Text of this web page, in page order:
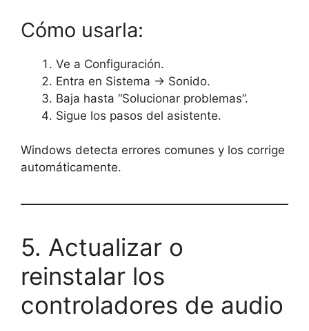
Cómo usarla:
Ve a Configuración.
Entra en Sistema → Sonido.
Baja hasta “Solucionar problemas”.
Sigue los pasos del asistente.
Windows detecta errores comunes y los corrige
automáticamente.
5. Actualizar o
reinstalar los
controladores de audio